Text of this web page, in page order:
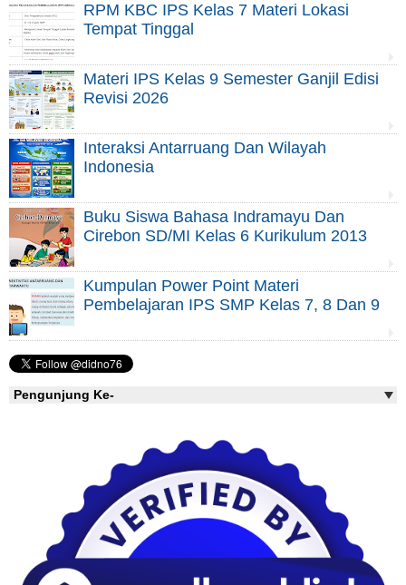
RPM KBC IPS Kelas 7 Materi Lokasi
Tempat Tinggal
Materi IPS Kelas 9 Semester Ganjil Edisi
Revisi 2026
Interaksi Antarruang Dan Wilayah
Indonesia
Buku Siswa Bahasa Indramayu Dan
Cirebon SD/MI Kelas 6 Kurikulum 2013
Kumpulan Power Point Materi
Pembelajaran IPS SMP Kelas 7, 8 Dan 9
Pengunjung Ke-